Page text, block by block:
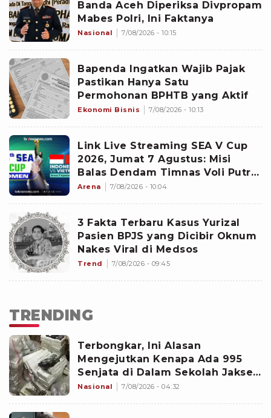
Banda Aceh Diperiksa Divpropam
Mabes Polri, Ini Faktanya
Nasional 7/08/2026 - 10:15
Bapenda Ingatkan Wajib Pajak
Pastikan Hanya Satu
Permohonan BPHTB yang Aktif
Ekonomi Bisnis 7/08/2026 - 10:13
Link Live Streaming SEA V Cup
2026, Jumat 7 Agustus: Misi
Balas Dendam Timnas Voli Putri
Indonesia!
Arena 7/08/2026 - 10:04
3 Fakta Terbaru Kasus Yurizal
Pasien BPJS yang Dicibir Oknum
Nakes Viral di Medsos
Trend 7/08/2026 - 09:45
TRENDING
Terbongkar, Ini Alasan
Mengejutkan Kenapa Ada 995
Senjata di Dalam Sekolah Jaksel
Sejak 2020
Nasional 7/08/2026 - 04:32